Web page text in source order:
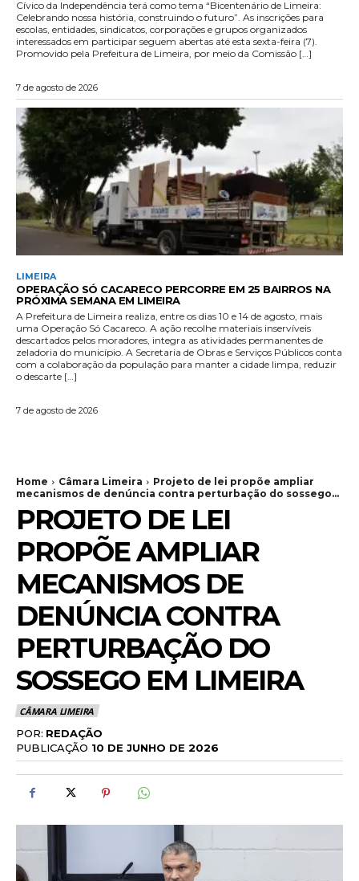
Cívico da Independência terá como tema “Bicentenário de Limeira:
Celebrando nossa história, construindo o futuro”. As inscrições para
escolas, entidades, sindicatos, corporações e grupos organizados
interessados em participar seguem abertas até esta sexta-feira (7).
Promovido pela Prefeitura de Limeira, por meio da Comissão […]
7 de agosto de 2026
LIMEIRA
OPERAÇÃO SÓ CACARECO PERCORRE EM 25 BAIRROS NA
PRÓXIMA SEMANA EM LIMEIRA
A Prefeitura de Limeira realiza, entre os dias 10 e 14 de agosto, mais
uma Operação Só Cacareco. A ação recolhe materiais inservíveis
descartados pelos moradores, integra as atividades permanentes de
zeladoria do município. A Secretaria de Obras e Serviços Públicos conta
com a colaboração da população para manter a cidade limpa, reduzir
o descarte […]
7 de agosto de 2026